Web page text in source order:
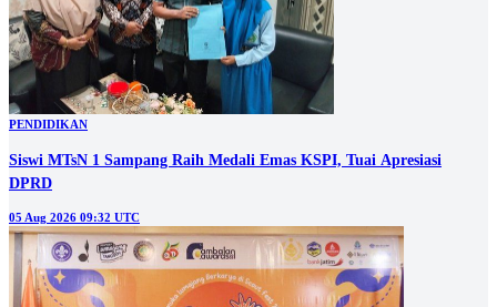
PENDIDIKAN
Siswi MTsN 1 Sampang Raih Medali Emas KSPI, Tuai Apresiasi
DPRD
05 Aug 2026 09:32 UTC